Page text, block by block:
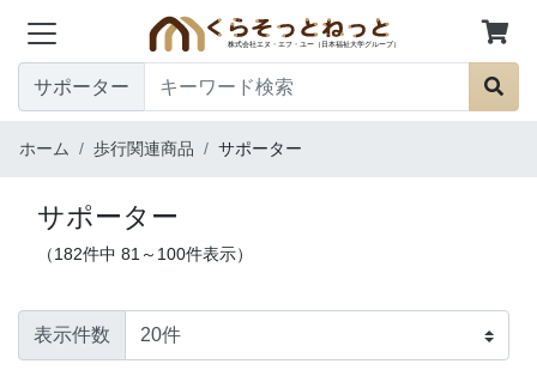
サポーター
ホーム 歩行関連商品 サポーター
サポーター
（182件中 81～100件表示）
表示件数